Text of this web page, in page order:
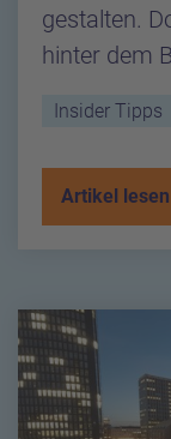
gestalten.
hinter dem
Insider Tipps
Artikel lesen